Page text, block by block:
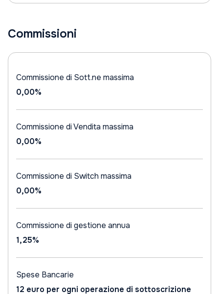
Commissioni
Commissione di Sott.ne massima
0,00%
Commissione di Vendita massima
0,00%
Commissione di Switch massima
0,00%
Commissione di gestione annua
1,25%
Spese Bancarie
12 euro per ogni operazione di sottoscrizione